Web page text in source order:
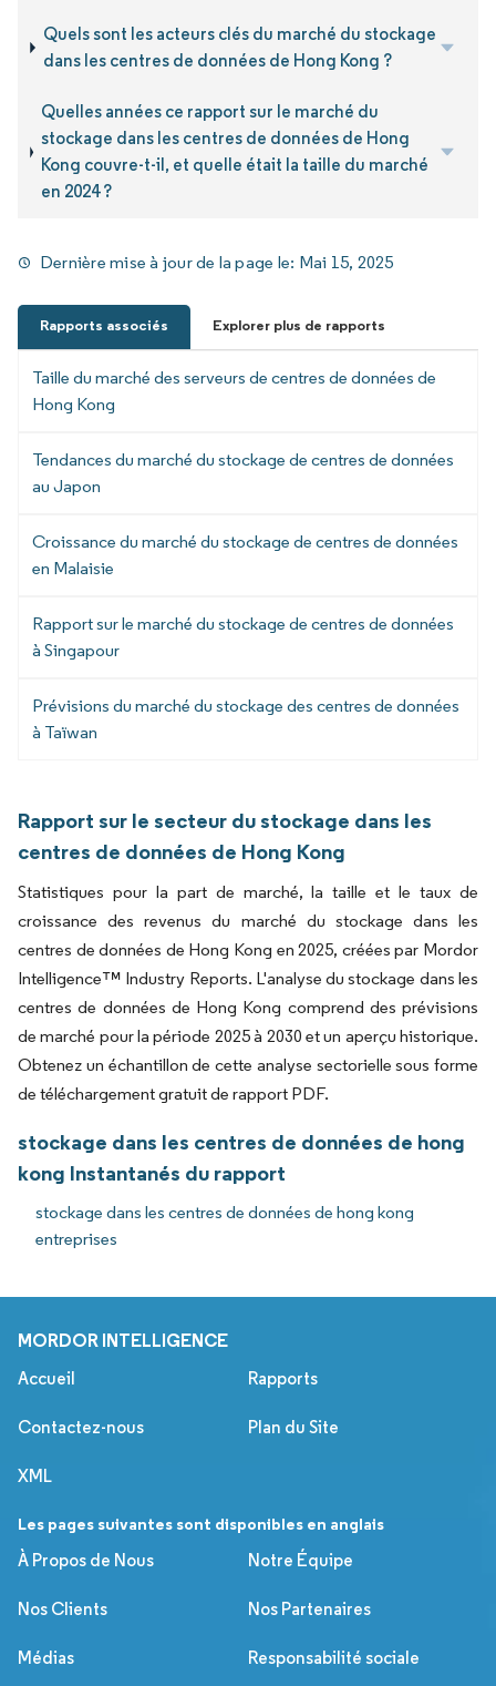
Quels sont les acteurs clés du marché du stockage
dans les centres de données de Hong Kong ?
Quelles années ce rapport sur le marché du
stockage dans les centres de données de Hong
Kong couvre-t-il, et quelle était la taille du marché
en 2024 ?
Dernière mise à jour de la page le: Mai 15, 2025
Rapports associés Explorer plus de rapports
Taille du marché des serveurs de centres de données de
Hong Kong
Tendances du marché du stockage de centres de données
au Japon
Croissance du marché du stockage de centres de données
en Malaisie
Rapport sur le marché du stockage de centres de données
à Singapour
Prévisions du marché du stockage des centres de données
à Taïwan
Rapport sur le secteur du stockage dans les
centres de données de Hong Kong
Statistiques pour la part de marché, la taille et le taux de
croissance des revenus du marché du stockage dans les
centres de données de Hong Kong en 2025, créées par Mordor
Intelligence™ Industry Reports. L'analyse du stockage dans les
centres de données de Hong Kong comprend des prévisions
de marché pour la période 2025 à 2030 et un aperçu historique.
Obtenez un échantillon de cette analyse sectorielle sous forme
de téléchargement gratuit de rapport PDF.
stockage dans les centres de données de hong
kong Instantanés du rapport
stockage dans les centres de données de hong kong
entreprises
MORDOR INTELLIGENCE
Accueil Rapports
Contactez-nous Plan du Site
XML
Les pages suivantes sont disponibles en anglais
À Propos de Nous
Notre Équipe
Nos Clients Nos Partenaires
Médias Responsabilité sociale